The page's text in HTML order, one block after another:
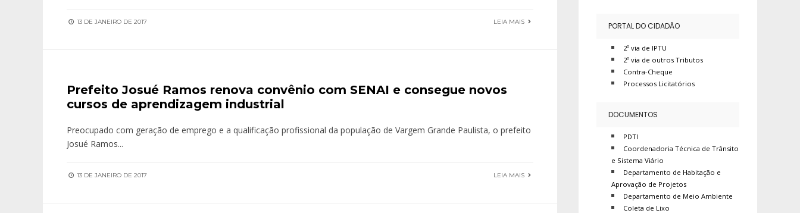
13 DE JANEIRO DE 2017 LEIA MAIS
Prefeito Josué Ramos renova convênio com SENAI e consegue novos
cursos de aprendizagem industrial
Preocupado com geração de emprego e a qualificação profissional da população de Vargem Grande Paulista, o prefeito
Josué Ramos...
13 DE JANEIRO DE 2017 LEIA MAIS
PORTAL DO CIDADÃO
2º via de IPTU
2º via de outros Tributos
Contra-Cheque
Processos Licitatórios
DOCUMENTOS
PDTI
Coordenadoria Técnica de Trânsito
e Sistema Viário
Departamento de Habitação e
Aprovação de Projetos
Departamento de Meio Ambiente
Coleta de Lixo